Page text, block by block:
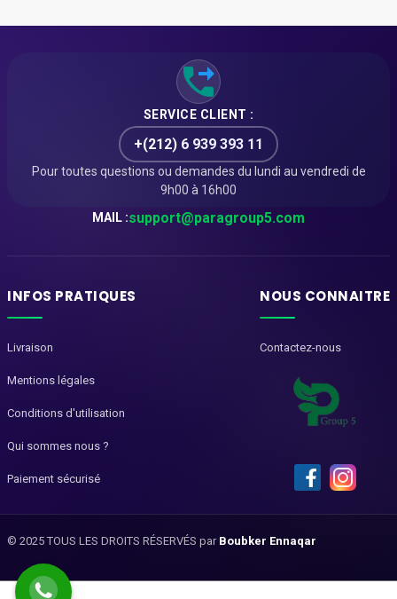
SERVICE CLIENT :
+(212) 6 939 393 11
Pour toutes questions ou demandes du lundi au vendredi de
9h00 à 16h00
MAIL :support@paragroup5.com
INFOS PRATIQUES
Livraison
Mentions légales
Conditions d'utilisation
Qui sommes nous ?
Paiement sécurisé
NOUS CONNAITRE
Contactez-nous
© 2025 TOUS LES DROITS RÉSERVÉS par Boubker Ennaqar